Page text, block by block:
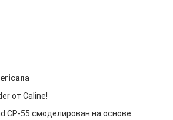
от Caline!
CP-55 смоделирован на основе